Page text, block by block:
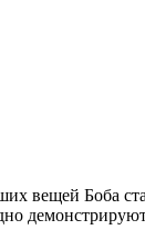
вещей Боба